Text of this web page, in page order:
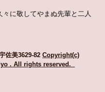
々に敬してやまぬ先輩と二人
佐美3629-82 Copyright(c)
. All rights reserved.